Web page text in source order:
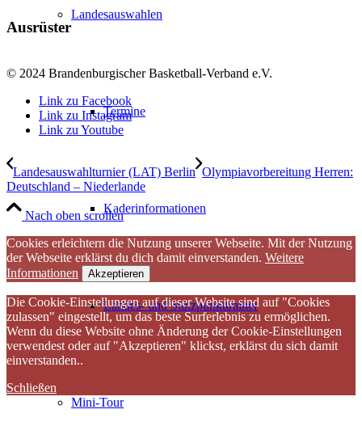
Landesauswahlen
Termine
Kaderinformationen
Landes- und Stützpunkttrainer
Mini-Tour
Ausrüster
© 2024 Brandenburgischer Basketball-Verband e.V.
Link zu Facebook
Link zu Instagram
Link zu Youtube
Landesauswahlturnier (LAT) Berlin Olympiavorbereitung Herren:
Deutschland – Niederlande
Nach oben scrollen
Cookies erleichtern die Nutzung unserer Webseite. Mit der Nutzung
der Webseite erklärst du dich damit einverstanden. Weitere
Informationen
Akzeptieren
Die Cookie-Einstellungen auf dieser Website sind auf "Cookies
zulassen" eingestellt, um das beste Surferlebnis zu ermöglichen.
Wenn du diese Website ohne Änderung der Cookie-Einstellungen
verwendest oder auf "Akzeptieren" klickst, erklärst du sich damit
einverstanden..
Schließen